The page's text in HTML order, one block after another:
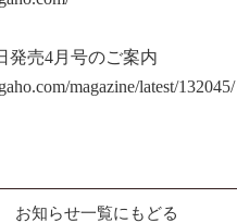
発売4月号のご案内
magazine/latest/132045/
お知らせ一覧にもどる